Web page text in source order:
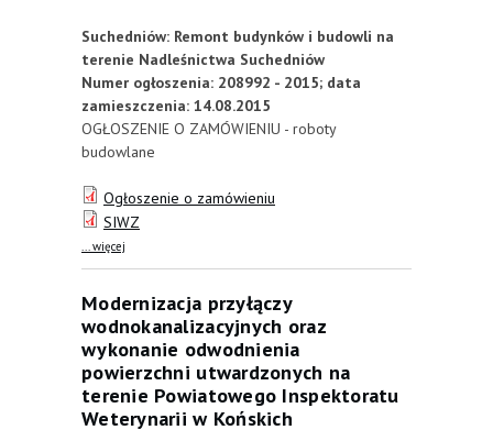
Suchedniów: Remont budynków i budowli na
terenie Nadleśnictwa Suchedniów
Numer ogłoszenia: 208992 - 2015; data
zamieszczenia: 14.08.2015
OGŁOSZENIE O ZAMÓWIENIU - roboty
budowlane
Ogłoszenie o zamówieniu
SIWZ
... więcej
Modernizacja przyłączy
wodnokanalizacyjnych oraz
wykonanie odwodnienia
powierzchni utwardzonych na
terenie Powiatowego Inspektoratu
Weterynarii w Końskich